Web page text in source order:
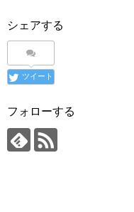
シェアする
ツイート
フォローする